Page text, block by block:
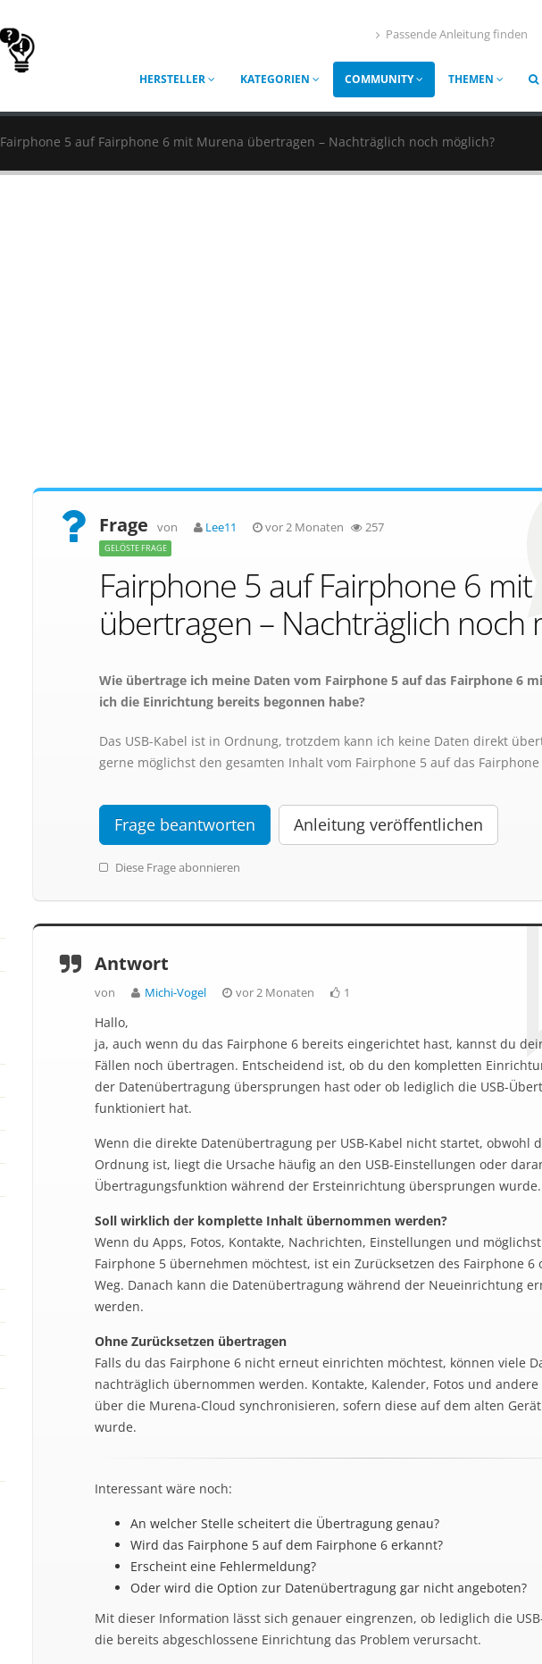
Passende Anleitung finden
HERSTELLER KATEGORIEN COMMUNITY THEMEN
Fairphone 5 auf Fairphone 6 mit Murena übertragen – Nachträglich noch möglich?
Frage von Lee11 vor 2 Monaten 257
GELÖSTE FRAGE
Fairphone 5 auf Fairphone 6
übertragen – Nachträglich noch
Wie übertrage ich meine Daten vom Fairphone 5 auf das Fairphone 6
ich die Einrichtung bereits begonnen habe?
Das USB-Kabel ist in Ordnung, trotzdem kann ich keine Daten direkt
gerne möglichst den gesamten Inhalt vom Fairphone 5 auf das
Frage beantworten Anleitung veröffentlichen
Diese Frage abonnieren
Antwort
von Michi-Vogel vor 2 Monaten 1
Hallo,
ja, auch wenn du das Fairphone 6 bereits eingerichtet hast, kannst du
Fällen noch übertragen. Entscheidend ist, ob du den kompletten
der Datenübertragung übersprungen hast oder ob lediglich die USB-
funktioniert hat.
Wenn die direkte Datenübertragung per USB-Kabel nicht startet, obwohl
Ordnung ist, liegt die Ursache häufig an den USB-Einstellungen oder
Übertragungsfunktion während der Ersteinrichtung übersprungen wurde.
Soll wirklich der komplette Inhalt übernommen werden?
Wenn du Apps, Fotos, Kontakte, Nachrichten, Einstellungen und
Fairphone 5 übernehmen möchtest, ist ein Zurücksetzen des Fairphone 6
Weg. Danach kann die Datenübertragung während der Neueinrichtung
werden.
Ohne Zurücksetzen übertragen
Falls du das Fairphone 6 nicht erneut einrichten möchtest, können viele
nachträglich übernommen werden. Kontakte, Kalender, Fotos und
über die Murena-Cloud synchronisieren, sofern diese auf dem alten
wurde.
Interessant wäre noch:
An welcher Stelle scheitert die Übertragung genau?
Wird das Fairphone 5 auf dem Fairphone 6 erkannt?
Erscheint eine Fehlermeldung?
Oder wird die Option zur Datenübertragung gar nicht angeboten?
Mit dieser Information lässt sich genauer eingrenzen, ob lediglich die
die bereits abgeschlossene Einrichtung das Problem verursacht.